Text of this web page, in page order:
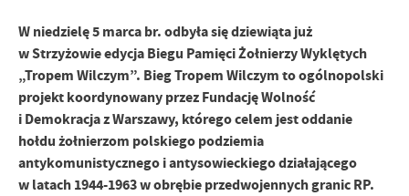
W niedzielę 5 marca br. odbyła się dziewiąta już
w Strzyżowie edycja Biegu Pamięci Żołnierzy Wyklętych
„Tropem Wilczym”. Bieg Tropem Wilczym to ogólnopolski
projekt koordynowany przez Fundację Wolność
i Demokracja z Warszawy, którego celem jest oddanie
hołdu żołnierzom polskiego podziemia
antykomunistycznego i antysowieckiego działającego
w latach 1944-1963 w obrębie przedwojennych granic RP.